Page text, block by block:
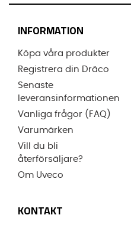
INFORMATION
Köpa våra produkter
Registrera din Dräco
Senaste
leveransinformationen
Vanliga frågor (FAQ)
Varumärken
Vill du bli
återförsäljare?
Om Uveco
KONTAKT